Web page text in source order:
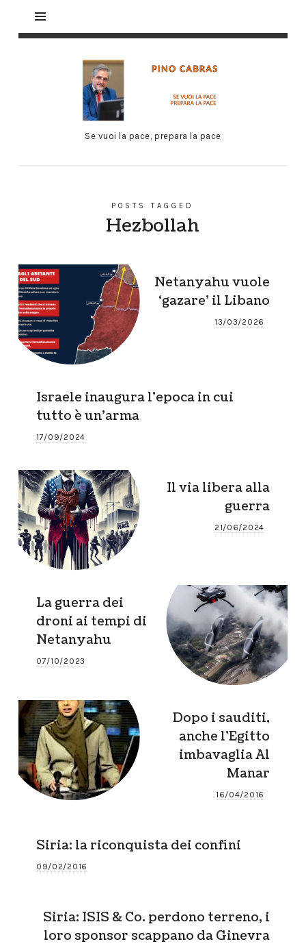
Se vuoi la pace, prepara la pace
POSTS TAGGED
Hezbollah
Netanyahu vuole
‘gazare’ il Libano
13/03/2026
Israele inaugura l’epoca in cui
tutto è un’arma
17/09/2024
Il via libera alla
guerra
21/06/2024
La guerra dei
droni ai tempi di
Netanyahu
07/10/2023
Dopo i sauditi,
anche l’Egitto
imbavaglia Al
Manar
16/04/2016
Siria: la riconquista dei confini
09/02/2016
Siria: ISIS & Co. perdono terreno, i
loro sponsor scappano da Ginevra